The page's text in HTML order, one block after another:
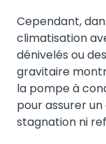
Cependant,
climatisation
dénivelés ou
gravitaire
la pompe à
pour assurer
stagnation ni